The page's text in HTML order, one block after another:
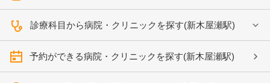
診療科目から病院・クリニックを探す(新木屋瀬駅)
予約ができる病院・クリニックを探す(新木屋瀬駅)